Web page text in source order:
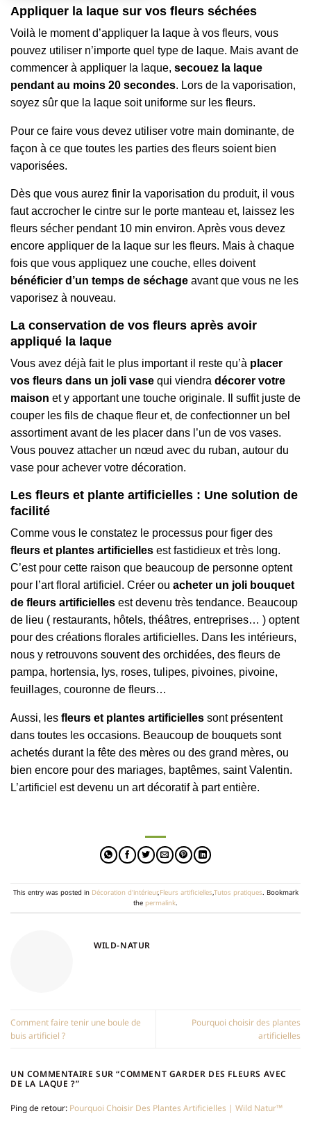
Appliquer la laque sur vos fleurs séchées
Voilà le moment d’appliquer la laque à vos fleurs, vous
pouvez utiliser n’importe quel type de laque. Mais avant de
commencer à appliquer la laque, secouez la laque
pendant au moins 20 secondes. Lors de la vaporisation,
soyez sûr que la laque soit uniforme sur les fleurs.
Pour ce faire vous devez utiliser votre main dominante, de
façon à ce que toutes les parties des fleurs soient bien
vaporisées.
Dès que vous aurez finir la vaporisation du produit, il vous
faut accrocher le cintre sur le porte manteau et, laissez les
fleurs sécher pendant 10 min environ. Après vous devez
encore appliquer de la laque sur les fleurs. Mais à chaque
fois que vous appliquez une couche, elles doivent
bénéficier d’un temps de séchage avant que vous ne les
vaporisez à nouveau.
La conservation de vos fleurs après avoir
appliqué la laque
Vous avez déjà fait le plus important il reste qu’à placer
vos fleurs dans un joli vase qui viendra décorer votre
maison et y apportant une touche originale. Il suffit juste de
couper les fils de chaque fleur et, de confectionner un bel
assortiment avant de les placer dans l’un de vos vases.
Vous pouvez attacher un nœud avec du ruban, autour du
vase pour achever votre décoration.
Les fleurs et plante artificielles : Une solution de
facilité
Comme vous le constatez le processus pour figer des
fleurs et plantes artificielles est fastidieux et très long.
C’est pour cette raison que beaucoup de personne optent
pour l’art floral artificiel. Créer ou acheter un joli bouquet
de fleurs artificielles est devenu très tendance. Beaucoup
de lieu ( restaurants, hôtels, théâtres, entreprises… ) optent
pour des créations florales artificielles. Dans les intérieurs,
nous y retrouvons souvent des orchidées, des fleurs de
pampa, hortensia, lys, roses, tulipes, pivoines, pivoine,
feuillages, couronne de fleurs…
Aussi, les fleurs et plantes artificielles sont présentent
dans toutes les occasions. Beaucoup de bouquets sont
achetés durant la fête des mères ou des grand mères, ou
bien encore pour des mariages, baptêmes, saint Valentin.
L’artificiel est devenu un art décoratif à part entière.
This entry was posted in Décoration d'intérieur,Fleurs artificielles,Tutos pratiques. Bookmark
the permalink.
WILD-NATUR
Comment faire tenir une boule de
buis artificiel ?
Pourquoi choisir des plantes
artificielles
UN COMMENTAIRE SUR “COMMENT GARDER DES FLEURS AVEC
DE LA LAQUE ?”
Ping de retour: Pourquoi Choisir Des Plantes Artificielles | Wild Natur™